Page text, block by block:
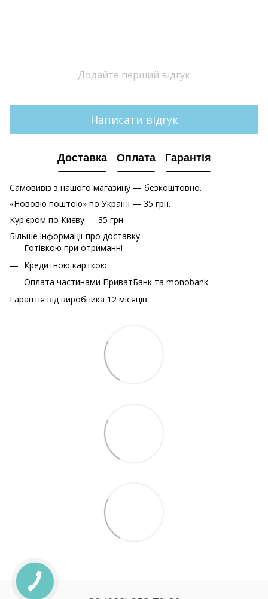
Додайте перший відгук
Написати відгук
Доставка Оплата Гарантія
Самовивіз з нашого магазину — безкоштовно.
«Нововю поштою» по Україні — 35 грн.
Кур'єром по Києву — 35 грн.
Більше інформації про доставку
Готівкою при отриманні
Кредитною карткою
Оплата частинами ПриватБанк та monobank
Гарантія від виробника 12 місяців.